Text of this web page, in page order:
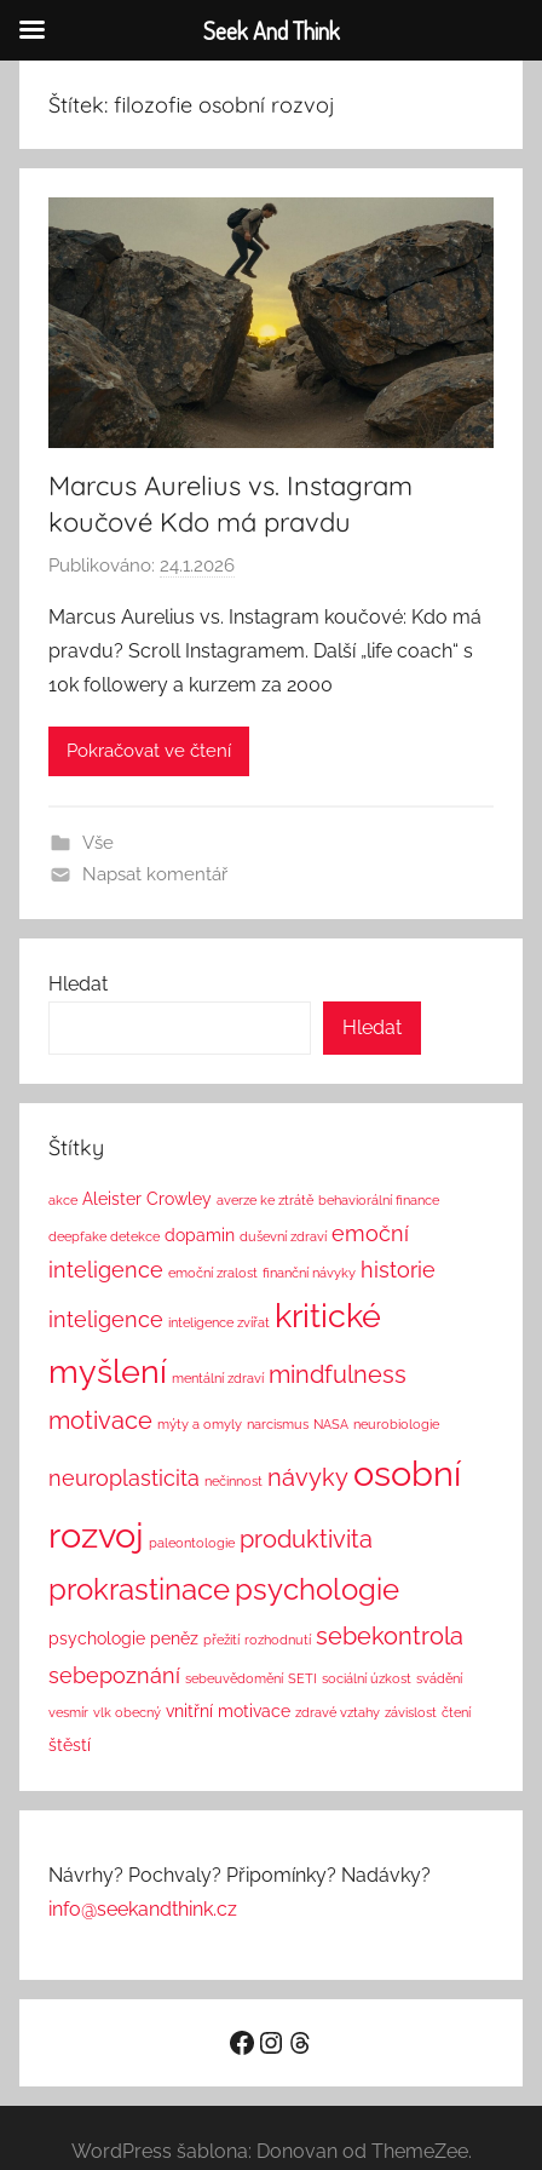
obsahu
Štítek: filozofie osobní rozvoj
Marcus Aurelius vs. Instagram
koučové Kdo má pravdu
Publikováno: 24.1.2026
t
o
r
:
d
k
Marcus Aurelius vs. Instagram koučové: Kdo má
pravdu? Scroll Instagramem. Další „life coach“ s
10k followery a kurzem za 2000
Pokračovat ve čtení
Vše
Napsat komentář
Hledat
Hledat
Štítky
akce Aleister Crowley averze ke ztrátě behaviorální finance
deepfake detekce dopamin duševní zdraví emoční
inteligence emoční zralost finanční návyky historie
inteligence inteligence zvířat kritické
myšlení mentální zdraví mindfulness
motivace mýty a omyly narcismus NASA neurobiologie
neuroplasticita nečinnost návyky osobní
rozvoj paleontologie produktivita
prokrastinacepsychologie
psychologie peněz přežití rozhodnutí sebekontrola
sebepoznání sebeuvědomění SETI sociální úzkost svádění
vesmír vlk obecný vnitřní motivace zdravé vztahy závislost čtení
štěstí
Návrhy? Pochvaly? Připomínky? Nadávky?
info@seekandthink.cz
Facebook
Instagram
Threads
WordPress šablona: Donovan od ThemeZee.
Seek And Think